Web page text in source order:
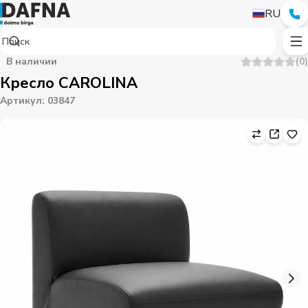
RU
В наличии (0)
Кресло CAROLINA
Артикул: 03847